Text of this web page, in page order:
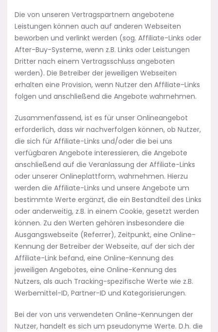
Die von unseren Vertragspartnern angebotene
Leistungen können auch auf anderen Webseiten
beworben und verlinkt werden (sog. Affiliate-Links oder
After-Buy-Systeme, wenn z.B. Links oder Leistungen
Dritter nach einem Vertragsschluss angeboten
werden). Die Betreiber der jeweiligen Webseiten
erhalten eine Provision, wenn Nutzer den Affiliate-Links
folgen und anschließend die Angebote wahrnehmen.
Zusammenfassend, ist es für unser Onlineangebot
erforderlich, dass wir nachverfolgen können, ob Nutzer,
die sich für Affiliate-Links und/oder die bei uns
verfügbaren Angebote interessieren, die Angebote
anschließend auf die Veranlassung der Affiliate-Links
oder unserer Onlineplattform, wahrnehmen. Hierzu
werden die Affiliate-Links und unsere Angebote um
bestimmte Werte ergänzt, die ein Bestandteil des Links
oder anderweitig, z.B. in einem Cookie, gesetzt werden
können. Zu den Werten gehören insbesondere die
Ausgangswebseite (Referrer), Zeitpunkt, eine Online-
Kennung der Betreiber der Webseite, auf der sich der
Affiliate-Link befand, eine Online-Kennung des
jeweiligen Angebotes, eine Online-Kennung des
Nutzers, als auch Tracking-spezifische Werte wie z.B.
Werbemittel-ID, Partner-ID und Kategorisierungen.
Bei der von uns verwendeten Online-Kennungen der
Nutzer, handelt es sich um pseudonyme Werte. D.h. die